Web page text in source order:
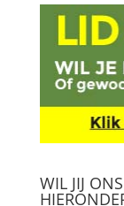
WIL JIJ